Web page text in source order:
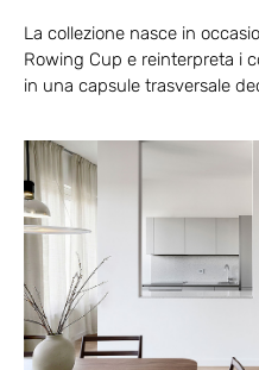
La collezione nasce in
Rowing Cup e reinterpreta i
in una capsule trasversale